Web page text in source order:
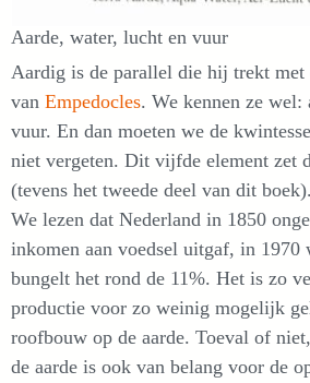
Aarde, water, lucht en vuur
Aardig is de parallel die hij trekt met
van Empedocles. We kennen ze wel:
vuur. En dan moeten we de
niet vergeten. Dit vijfde element zet
(tevens het tweede deel van dit boek).
We lezen dat Nederland in 1850
inkomen aan voedsel uitgaf, in 1970
bungelt het rond de 11%. Het is zo
productie voor zo weinig mogelijk
roofbouw op de aarde. Toeval of
de aarde is ook van belang voor de